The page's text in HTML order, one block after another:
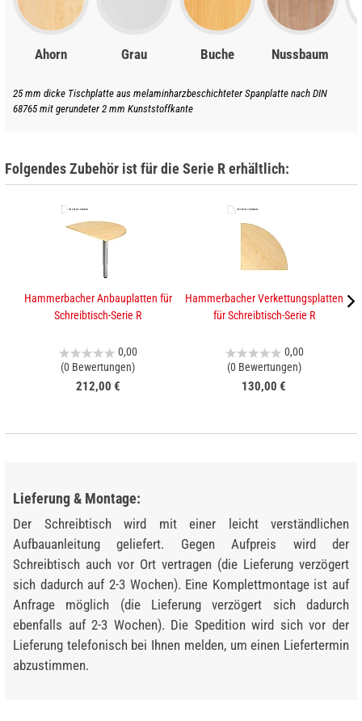
Ahorn Grau Buche Nussbaum
25 mm dicke Tischplatte aus melaminharzbeschichteter Spanplatte nach DIN
68765 mit gerundeter 2 mm Kunststoffkante
Folgendes Zubehör ist für die Serie R erhältlich:
Hammerbacher Anbauplatten für
Schreibtisch-Serie R
0,00
(0 Bewertungen)
212,00 €
Hammerbacher Verkettungsplatten
für Schreibtisch-Serie R
0,00
(0 Bewertungen)
130,00 €
Lieferung & Montage:
Der Schreibtisch wird mit einer leicht verständlichen
Aufbauanleitung geliefert. Gegen Aufpreis wird der
Schreibtisch auch vor Ort vertragen (die Lieferung verzögert
sich dadurch auf 2-3 Wochen). Eine Komplettmontage ist auf
Anfrage möglich (die Lieferung verzögert sich dadurch
ebenfalls auf 2-3 Wochen). Die Spedition wird sich vor der
Lieferung telefonisch bei Ihnen melden, um einen Liefertermin
abzustimmen.